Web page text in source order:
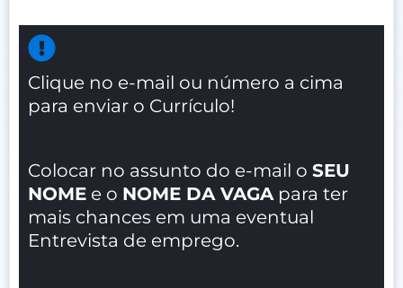
Clique no e-mail ou número a cima
para enviar o Currículo!
Colocar no assunto do e-mail o SEU
NOME e o NOME DA VAGA para ter
mais chances em uma eventual
Entrevista de emprego.